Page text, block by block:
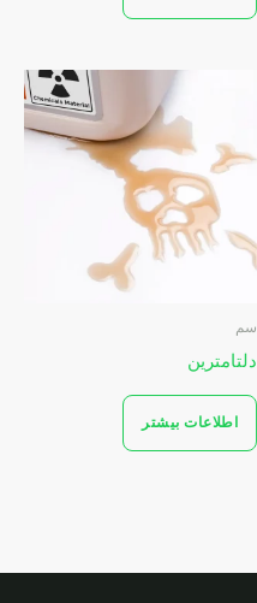
سم
دلتامترين
اطلاعات بیشتر